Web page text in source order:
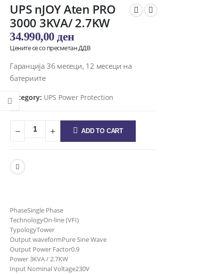
UPS nJOY Aten PRO
3000 3KVA/ 2.7KW
34.990,00 ден
Цените се со пресметан ДДВ
Гаранција 36 месеци, 12 месеци на
батериите
Category: UPS Power Protection
ADD TO CART
PhaseSingle Phase
TechnologyOn-line (VFI)
TypologyTower
Output waveformPure Sine Wave
Output Power Factor0.9
Power3KVA / 2.7KW
Input Nominal Voltage230V